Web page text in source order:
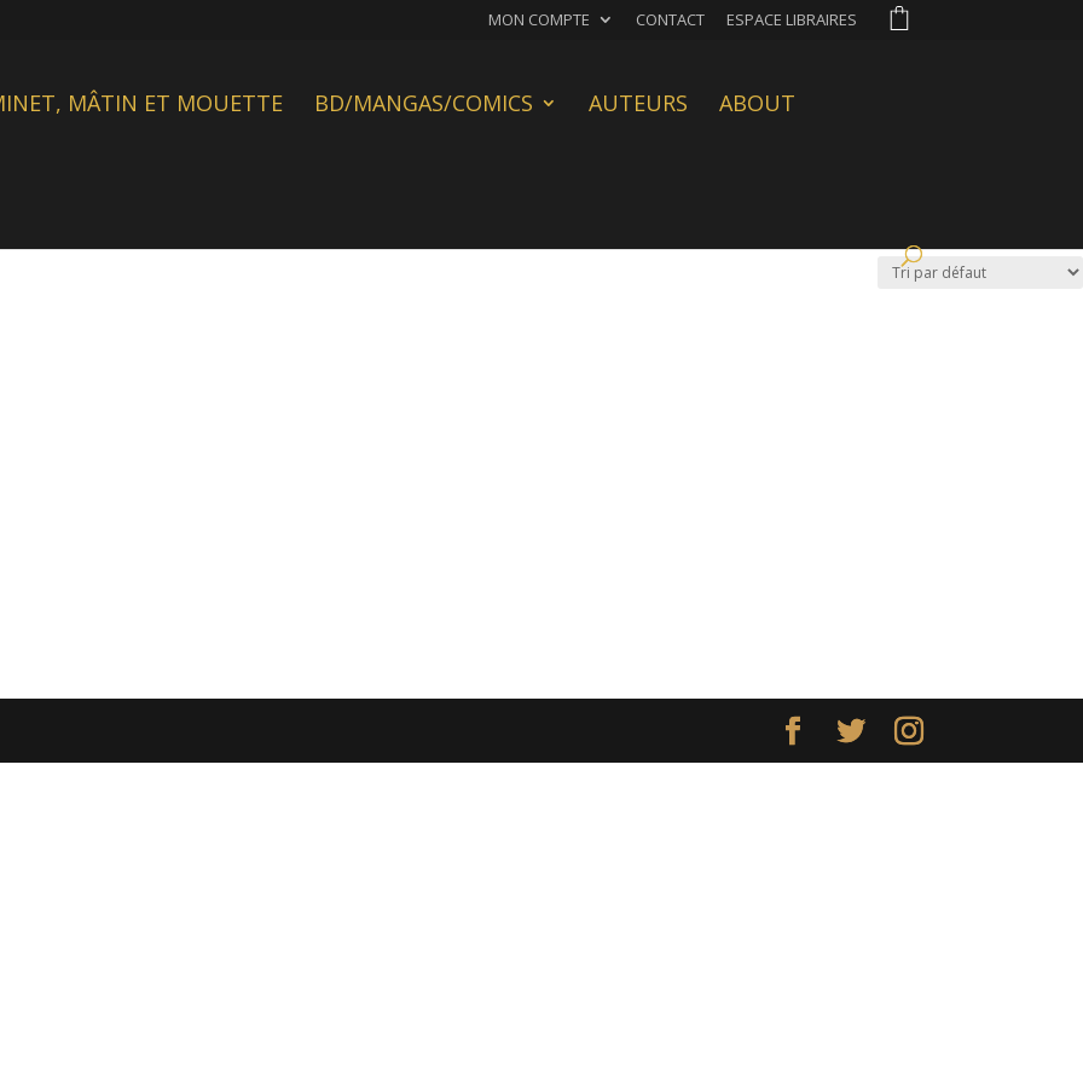
MON COMPTE CONTACT ESPACE LIBRAIRES
MÂTIN ET MOUETTE BD/MANGAS/COMICS AUTEURS ABOUT